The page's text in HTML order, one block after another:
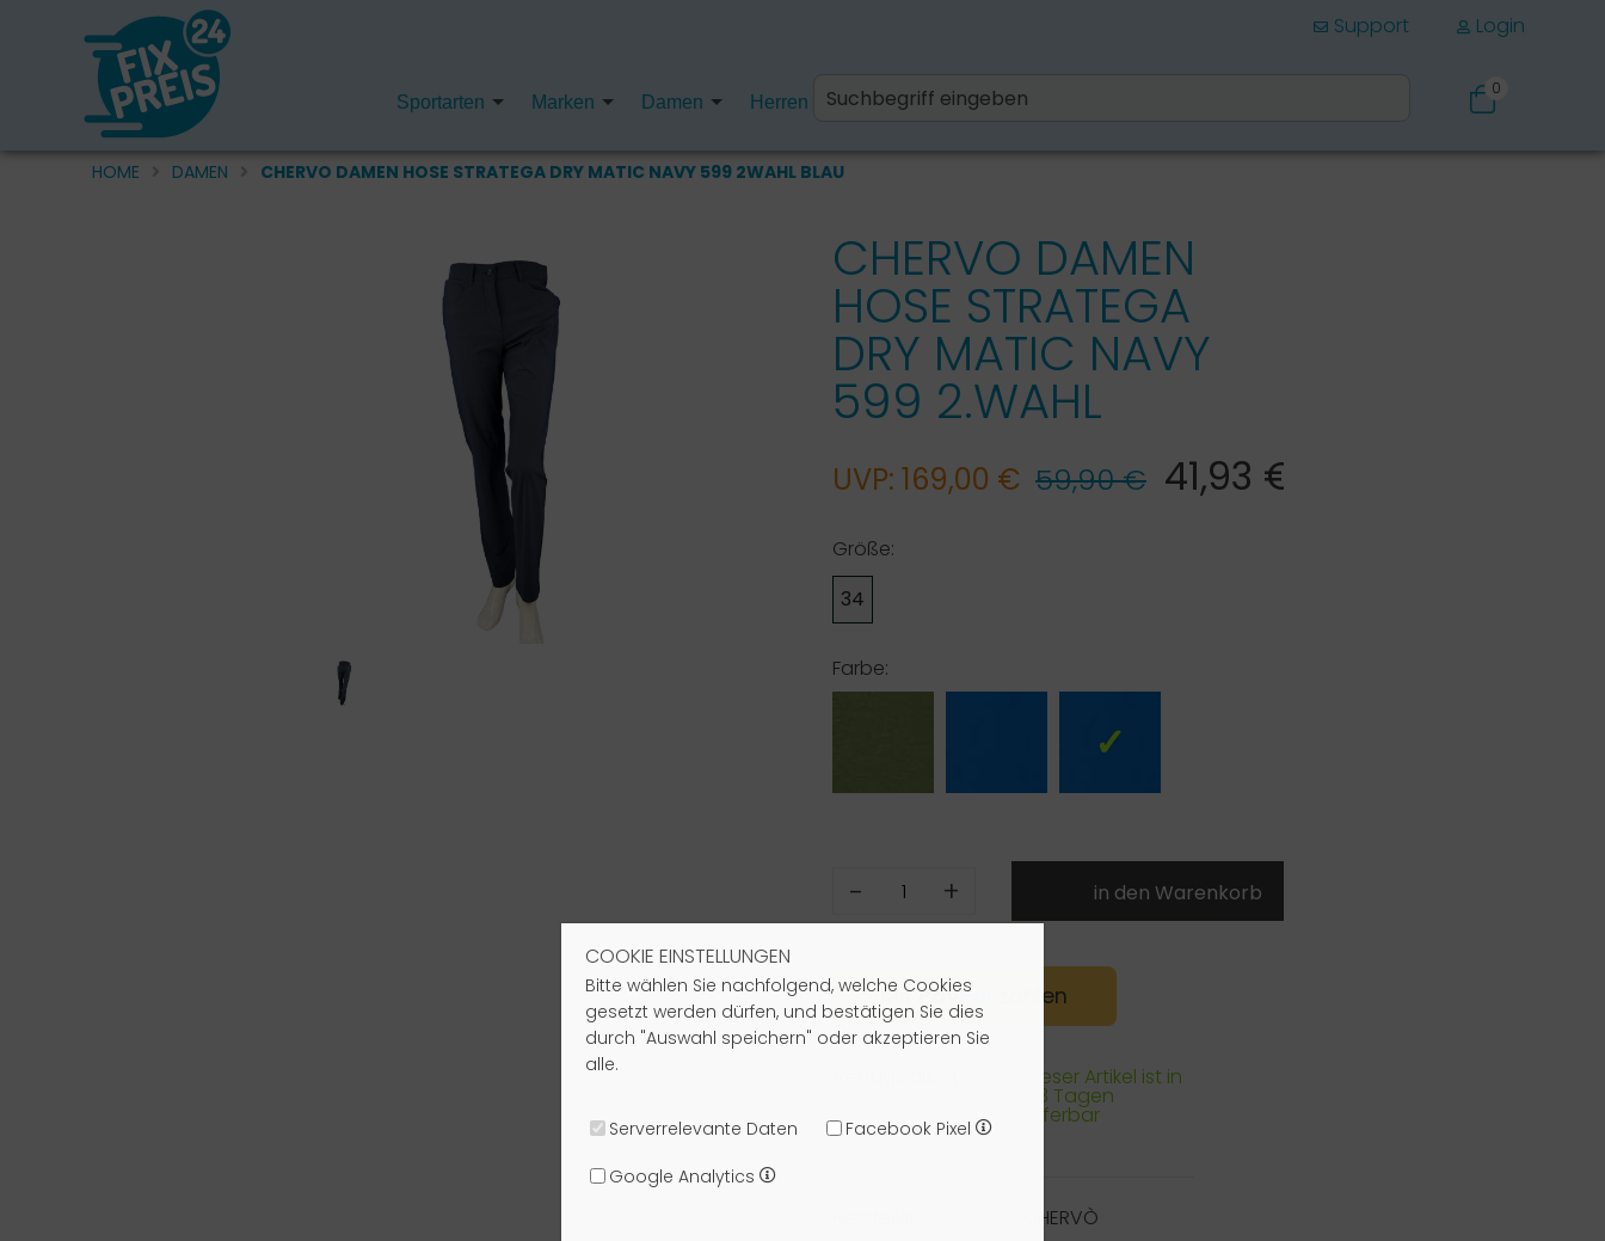
COOKIE EINSTELLUNGEN
Bitte wählen Sie nachfolgend, welche Cookies
gesetzt werden dürfen, und bestätigen Sie dies
durch "Auswahl speichern" oder akzeptieren Sie
alle.
Serverrelevante Daten
Facebook Pixel
Google Analytics
Login
Support
Sportarten Marken Damen Herren Kinder Fanartikel
0
HOME DAMEN CHERVO DAMEN HOSE STRATEGA DRY MATIC NAVY 599 2WAHL BLAU
CHERVO DAMEN
HOSE STRATEGA
DRY MATIC NAVY
599 2.WAHL
UVP: 169,00 € 59,90 € 41,93 €*
Größe:
34
Farbe:
- +
MitPayPal zahlen
Dieser Artikel ist in
1-3 Tagen
lieferbar
CHERVÒ